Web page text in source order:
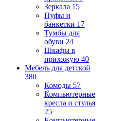
Зеркала 15
Пуфы и
банкетки 17
Тумбы для
обуви 24
Шкафы в
прихожую 40
Мебель для детской
380
Комоды 57
Компьютерные
кресла и стулья
25